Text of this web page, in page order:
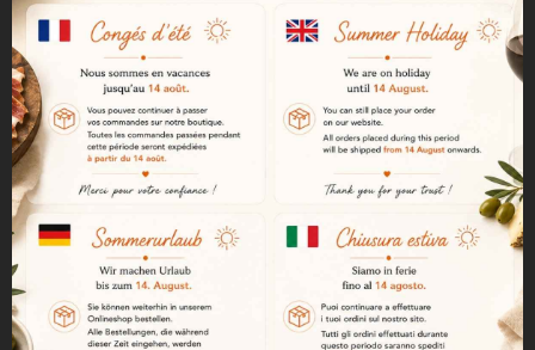
La salsa è preparata con
pomodoro, scalogno, vino, nero
di seppia, olio di girasole e
spezie per ottenere una grande
ricchezza aromatica.
Una cottura lenta e controllata
La cottura a fuoco lento